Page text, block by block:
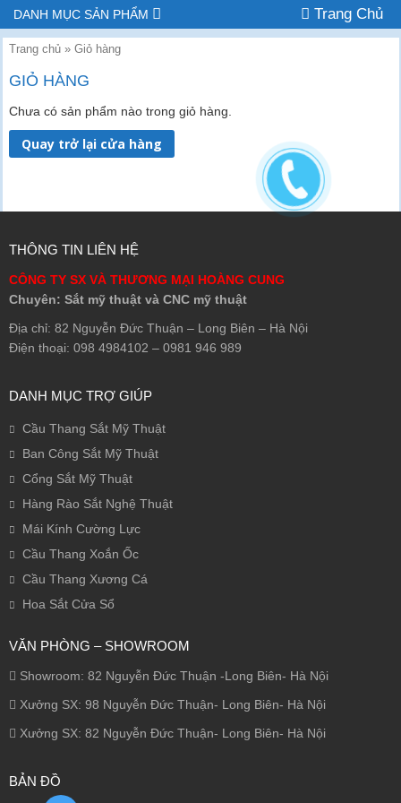
DANH MỤC SẢN PHẨM Trang Chủ
Trang chủ » Giỏ hàng
GIỎ HÀNG
Chưa có sản phẩm nào trong giỏ hàng.
Quay trở lại cửa hàng
THÔNG TIN LIÊN HỆ
CÔNG TY SX VÀ THƯƠNG MẠI HOÀNG CUNG
Chuyên: Sắt mỹ thuật và CNC mỹ thuật
Địa chỉ: 82 Nguyễn Đức Thuận – Long Biên – Hà Nội
Điện thoại: 098 4984102 – 0981 946 989
DANH MỤC TRỢ GIÚP
Cầu Thang Sắt Mỹ Thuật
Ban Công Sắt Mỹ Thuật
Cổng Sắt Mỹ Thuật
Hàng Rào Sắt Nghệ Thuật
Mái Kính Cường Lực
Cầu Thang Xoắn Ốc
Cầu Thang Xương Cá
Hoa Sắt Cửa Sổ
VĂN PHÒNG – SHOWROOM
Showroom: 82 Nguyễn Đức Thuận -Long Biên- Hà Nội
Xưởng SX: 98 Nguyễn Đức Thuận- Long Biên- Hà Nội
Xưởng SX: 82 Nguyễn Đức Thuận- Long Biên- Hà Nội
BẢN ĐỒ